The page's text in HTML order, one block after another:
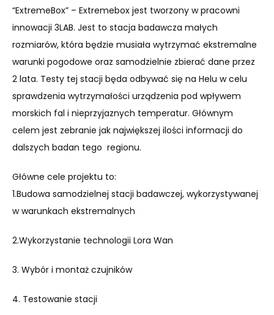
“ExtremeBox” – Extremebox jest tworzony w pracowni
innowacji 3LAB. Jest to stacja badawcza małych
rozmiarów, która będzie musiała wytrzymać ekstremalne
warunki pogodowe oraz samodzielnie zbierać dane przez
2 lata. Testy tej stacji będa odbywać się na Helu w celu
sprawdzenia wytrzymałości urządzenia pod wpływem
morskich fal i nieprzyjaznych temperatur. Głównym
celem jest zebranie jak największej ilości informacji do
dalszych badan tego regionu.
Główne cele projektu to:
1.Budowa samodzielnej stacji badawczej, wykorzystywanej
w warunkach ekstremalnych
2.Wykorzystanie technologii Lora Wan
3. Wybór i montaż czujników
4. Testowanie stacji